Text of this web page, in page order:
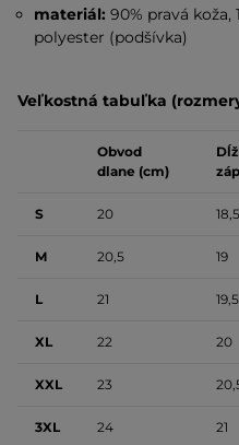
materiál: 90% pravá koža,
polyester (podšívka)
Veľkostná tabuľka
Obvod
dlane (cm)
S 20 18,5
M 20,5 19
L 21 19,5
XL 22 20
XXL 23
3XL 24 21